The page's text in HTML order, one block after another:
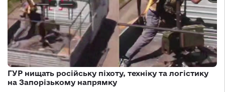
ГУР нищать російську піхоту, техніку та логістику
на Запорізькому напрямку